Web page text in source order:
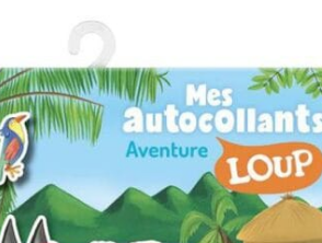
à la
de